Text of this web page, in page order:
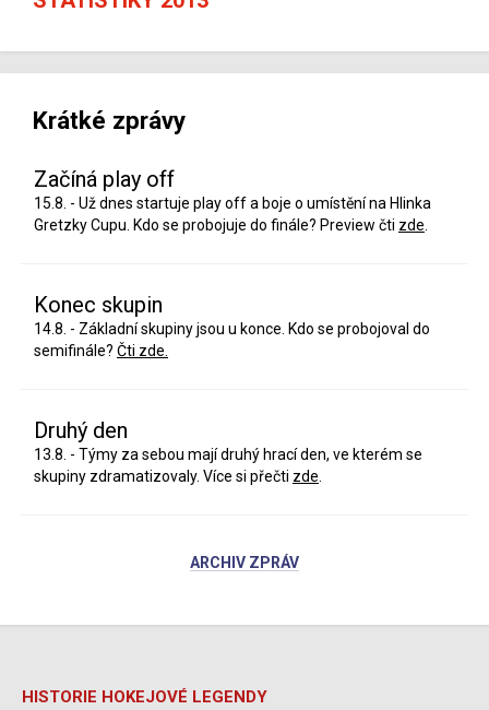
Krátké zprávy
Začíná play off
15.8. - Už dnes startuje play off a boje o umístění na Hlinka
Gretzky Cupu. Kdo se probojuje do finále? Preview čti zde
Konec skupin
14.8. - Základní skupiny jsou u konce. Kdo se probojoval do
semifinále? Čti zde.
Druhý den
13.8. - Týmy za sebou mají druhý hrací den, ve kterém se
skupiny zdramatizovaly. Více si přečti zde
ARCHIV ZPRÁV
HISTORIE HOKEJOVÉ LEGENDY